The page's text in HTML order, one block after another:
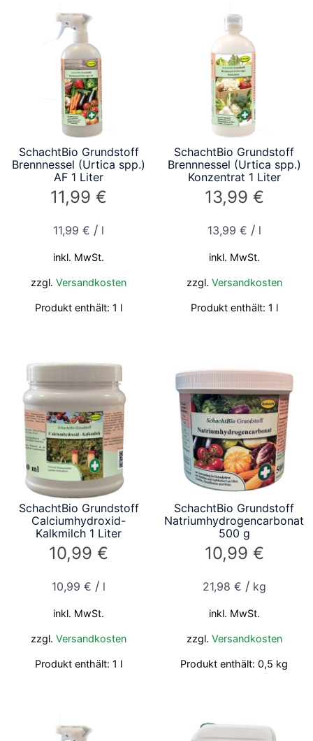
SchachtBio Grundstoff
Brennnessel (Urtica spp.)
AF 1 Liter
11,99€
11,99€ / l
inkl. MwSt.
zzgl.Versandkosten
Produkt enthält: 1 l
SchachtBio Grundstoff
Brennnessel (Urtica spp.)
Konzentrat 1 Liter
13,99 €
13,99 € / l
inkl. MwSt.
zzgl. Versandkosten
Produkt enthält: 1 l
SchachtBio Grundstoff
Calciumhydroxid-
Kalkmilch 1 Liter
10,99€
10,99€ / l
inkl. MwSt.
zzgl.Versandkosten
Produkt enthält: 1 l
SchachtBio Grundstoff
Natriumhydrogencarbonat
500 g
10,99 €
21,98 € / kg
inkl. MwSt.
zzgl. Versandkosten
Produkt enthält: 0,5 kg